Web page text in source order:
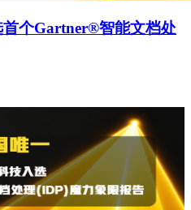
个Gartner®智能文档处